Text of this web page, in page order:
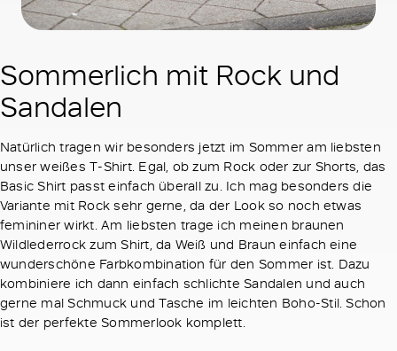
Sommerlich mit Rock und
Sandalen
Natürlich tragen wir besonders jetzt im Sommer am liebsten
unser weißes T-Shirt. Egal, ob zum Rock oder zur Shorts, das
Basic Shirt passt einfach überall zu. Ich mag besonders die
Variante mit Rock sehr gerne, da der Look so noch etwas
femininer wirkt. Am liebsten trage ich meinen braunen
Wildlederrock zum Shirt, da Weiß und Braun einfach eine
wunderschöne Farbkombination für den Sommer ist. Dazu
kombiniere ich dann einfach schlichte Sandalen und auch
gerne mal Schmuck und Tasche im leichten Boho-Stil. Schon
ist der perfekte Sommerlook komplett.